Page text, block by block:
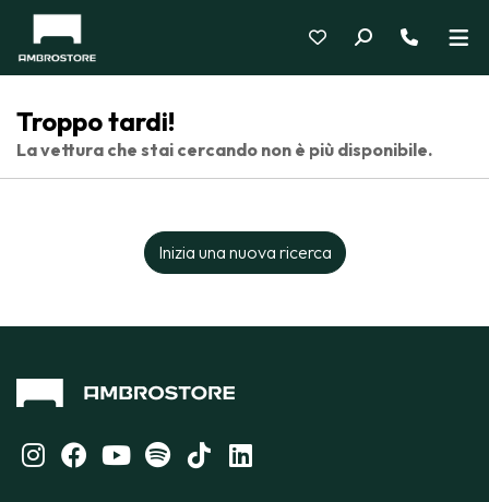
Troppo tardi!
La vettura che stai cercando non è più disponibile.
Inizia una nuova ricerca